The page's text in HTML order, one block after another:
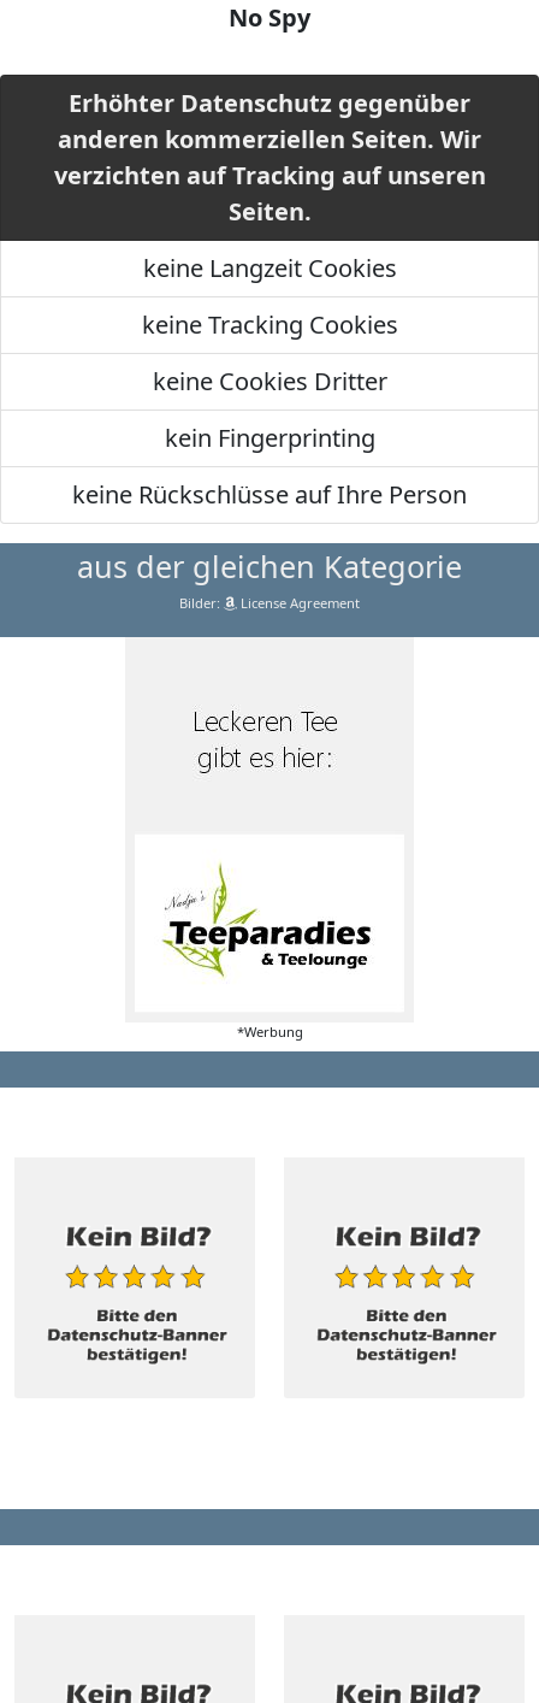
No Spy
Erhöhter Datenschutz gegenüber
anderen kommerziellen Seiten. Wir
verzichten auf Tracking auf unseren
Seiten.
keine Langzeit Cookies
keine Tracking Cookies
keine Cookies Dritter
kein Fingerprinting
keine Rückschlüsse auf Ihre Person
aus der gleichen Kategorie
Bilder: License Agreement
*Werbung